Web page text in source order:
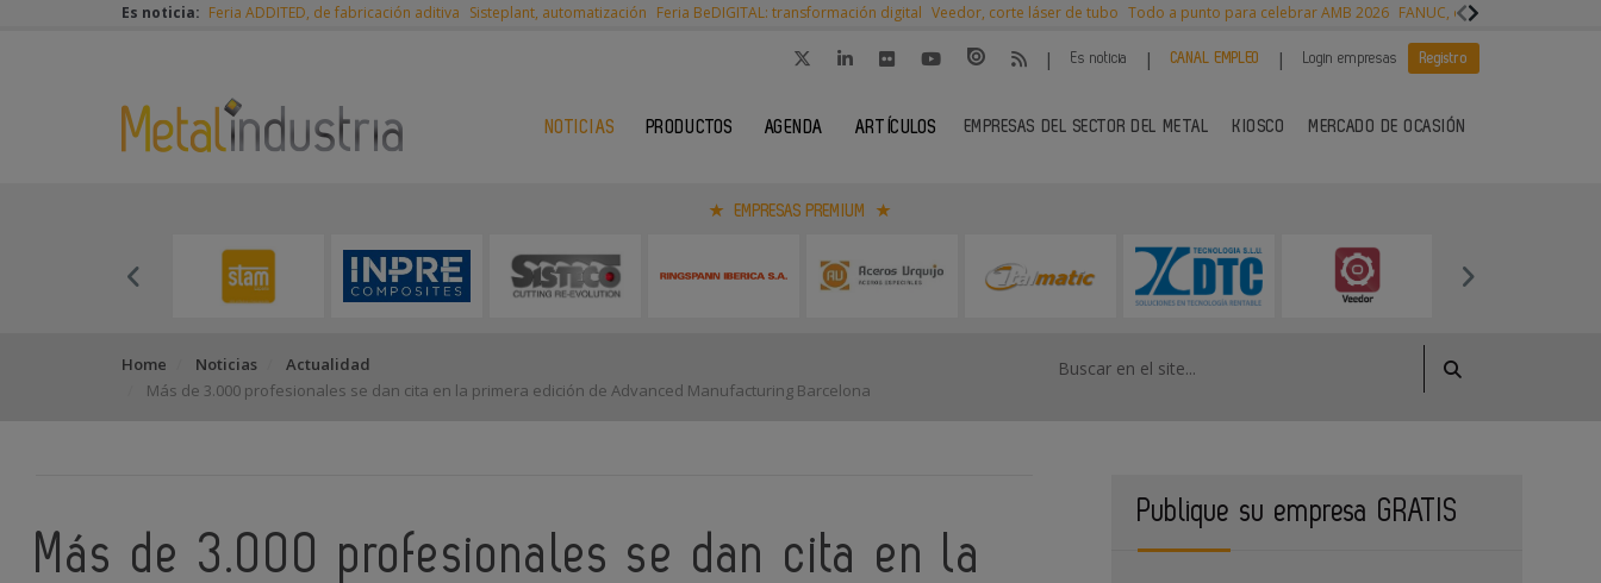
Es noticia: Feria ADDITED, de fabricación aditiva Sisteplant, automatización Feria BeDIGITAL: transformación digital Veedor, corte láser de tubo Todo a punto para celebrar AMB 2026 FANUC, colaboración con
| Es noticia | CANAL EMPLEO | Login empresas Registro
NOTICIAS PRODUCTOS AGENDA ARTÍCULOS EMPRESAS DEL SECTOR DEL METAL KIOSCO MERCADO DE OCASIÓN
EMPRESAS PREMIUM
Home Noticias
Actualidad
Más de 3.000 profesionales se dan cita en la primera edición de Advanced Manufacturing Barcelona
Más de 3.000 profesionales se dan cita en la
Publique su empresa GRATIS